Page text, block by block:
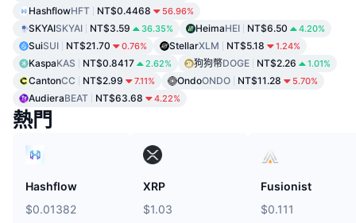
HashflowHFT NT$0.4468 56.96%
SKYAISKYAI NT$3.59 36.35% HeimaHEI NT$6.50 4.20%
SuiSUI NT$21.70 0.76% StellarXLM NT$5.18 1.24%
KaspaKAS NT$0.8417 2.62% 狗狗幣DOGE NT$2.26 1.01%
CantonCC NT$2.99 7.11% OndoONDO NT$11.28 5.70%
AudieraBEAT NT$63.68 4.22%
熱門
Hashflow
$0.01382
XRP
$1.03
Fusionist
$0.111